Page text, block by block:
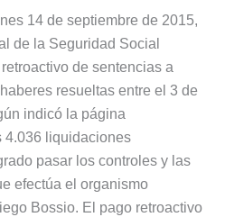
14 de septiembre de 2015,
de la Seguridad Social
de sentencias a
resueltas entre el 3 de
indicó la página
4.036 liquidaciones
pasar los controles y las
efectúa el organismo
Bossio. El pago retroactivo